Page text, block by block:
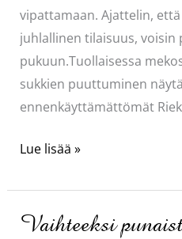
vipattamaan. Ajattelin,
juhlallinen tilaisuus, voisin
pukuun.Tuollaisessa
sukkien puuttuminen
ennenkäyttämättömät
Konsertti
Lue lisää »
Vaihteeksi